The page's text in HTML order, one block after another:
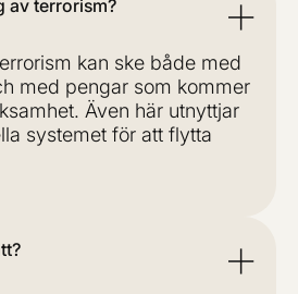
av terrorism?
kan ske både med
med pengar som kommer
Även här utnyttjar
systemet för att flytta